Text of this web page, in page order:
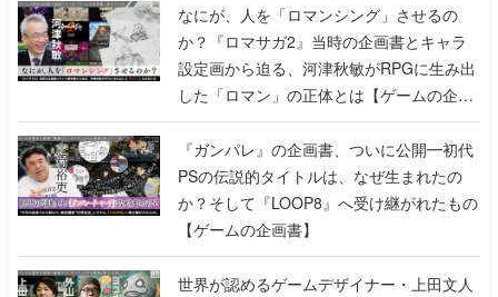
なにが、人を「ロマンシング」させるの
か？『ロマサガ2』当時の企画書とキャラ
設定画から迫る、河津秋敏がRPGに生み出
した「ロマン」の正体とは【ゲームの企画
書】
『ガンパレ』の企画書、ついに公開━初代
PSの伝説的タイトルは、なぜ生まれたの
か？そして『LOOP8』へ受け継がれたもの
【ゲームの企画書】
世界が認めるゲームデザイナー・上田文人